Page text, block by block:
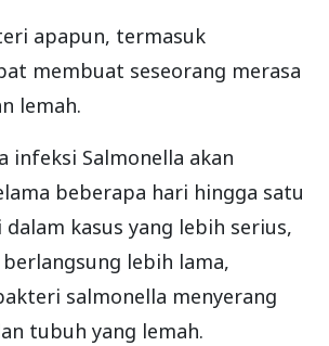
apapun, termasuk
membuat seseorang merasa
lemah.
infeksi Salmonella akan
beberapa hari hingga satu
kasus yang lebih serius,
lebih lama,
salmonella menyerang
tubuh yang lemah.